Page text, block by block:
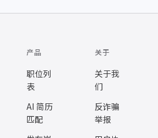
产品
职位列
表
AI 简历
匹配
关于
关于我
们
反诈骗
举报